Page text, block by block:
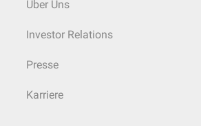
Über Uns
Investor Relations
Presse
Karriere